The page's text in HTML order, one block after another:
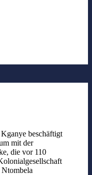
beschäftigt
mit der
die vor 110